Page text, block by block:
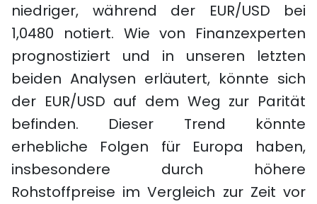
niedriger, während der EUR/USD bei
1,0480 notiert. Wie von Finanzexperten
prognostiziert und in unseren letzten
beiden Analysen erläutert, könnte sich
der EUR/USD auf dem Weg zur Parität
befinden. Dieser Trend könnte
erhebliche Folgen für Europa haben,
insbesondere durch höhere
Rohstoffpreise im Vergleich zur Zeit vor